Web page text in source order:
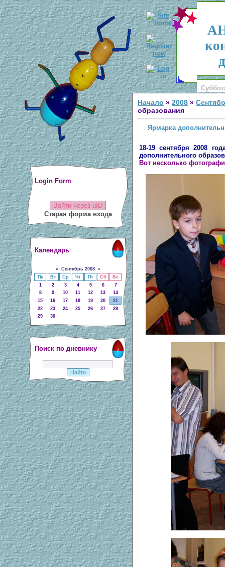
Login Form
Войти через uID
Старая форма входа
Календарь
« Сентябрь 2008
»
Пн
Вт Ср Чт Пт Сб
Вс
1
2 3 4 5 6
7
8
9 10 11 12 13
14
15
16 17 18 19 20
21
22
23 24 25 26 27
28
29
30
Поиск по дневнику
Начало » 2008 »
образования
Ярмарка
18-19 сентября 2008
дополнительного
Вот несколько